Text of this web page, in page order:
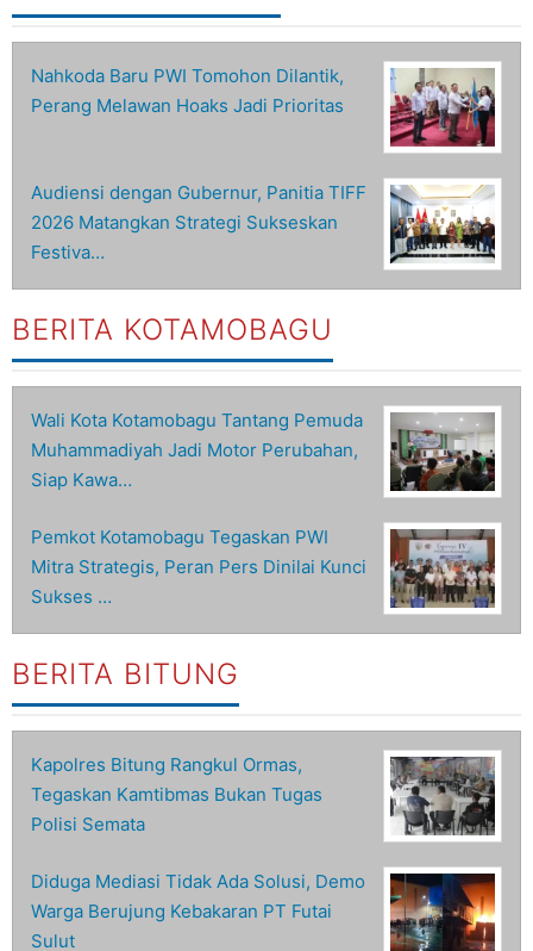
Nahkoda Baru PWI Tomohon Dilantik,
Perang Melawan Hoaks Jadi Prioritas
Audiensi dengan Gubernur, Panitia TIFF
2026 Matangkan Strategi Sukseskan
Festiva…
BERITA KOTAMOBAGU
Wali Kota Kotamobagu Tantang Pemuda
Muhammadiyah Jadi Motor Perubahan,
Siap Kawa…
Pemkot Kotamobagu Tegaskan PWI
Mitra Strategis, Peran Pers Dinilai Kunci
Sukses …
BERITA BITUNG
Kapolres Bitung Rangkul Ormas,
Tegaskan Kamtibmas Bukan Tugas
Polisi Semata
Diduga Mediasi Tidak Ada Solusi, Demo
Warga Berujung Kebakaran PT Futai
Sulut